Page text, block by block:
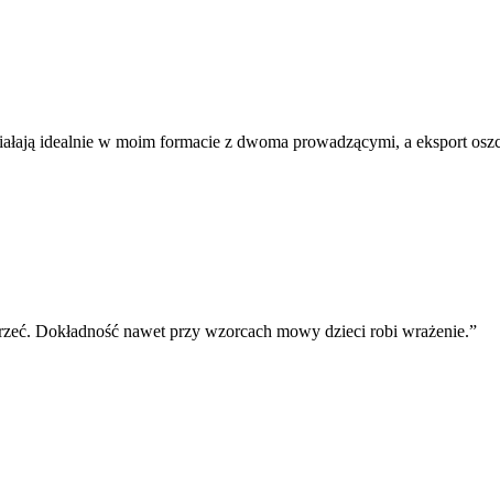
idealnie w moim formacie z dwoma prowadzącymi, a eksport
Dokładność nawet przy wzorcach mowy dzieci robi wrażenie.”